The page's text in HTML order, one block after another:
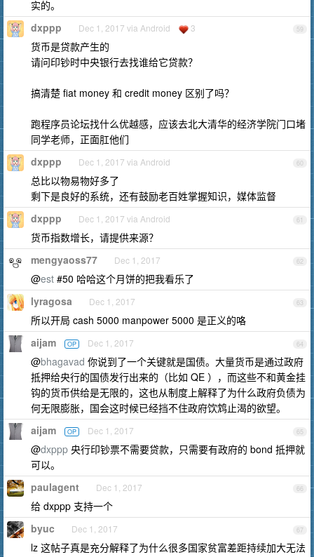
实的。
59
dxppp Dec 1, 2017 via Android 3
货币是贷款产生的
请问印钞时中央银行去找谁给它贷款？
搞清楚 fiat money 和 credit money 区别了吗？
跑程序员论坛找什么优越感，应该去北大清华的经济学院门口堵
同学老师，正面肛他们
60
dxppp Dec 1, 2017 via Android
总比以物易物好多了
剩下是良好的系统，还有鼓励老百姓掌握知识，媒体监督
61
dxppp Dec 1, 2017 via Android
货币指数增长，请提供来源？
62
mengyaoss77 Dec 1, 2017
@est #50 哈哈这个月饼的把我看乐了
63
lyragosa Dec 1, 2017
所以开局 cash 5000 manpower 5000 是正义的咯
64
aijam OP Dec 1, 2017
@bhagavad 你说到了一个关键就是国债。大量货币是通过政府
抵押给央行的国债发行出来的（比如 QE ），而这些不和黄金挂
钩的货币供给是无限的，这也从制度上解释了为什么政府负债为
何无限膨胀，国会这时候已经挡不住政府饮鸩止渴的欲望。
65
aijam OP Dec 1, 2017
@dxppp 央行印钞票不需要贷款，只需要有政府的 bond 抵押就
可以。
66
paulagent Dec 1, 2017
给 dxppp 支持一个
67
byuc Dec 1, 2017
lz 这帖子真是充分解释了为什么很多国家贫富差距持续加大无法